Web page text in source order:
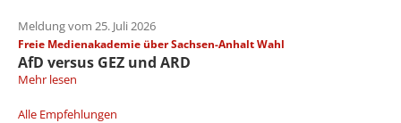
Meldung vom 25. Juli 2026
Freie Medienakademie über Sachsen-Anhalt Wahl
AfD versus GEZ und ARD
Mehr lesen
Alle Empfehlungen